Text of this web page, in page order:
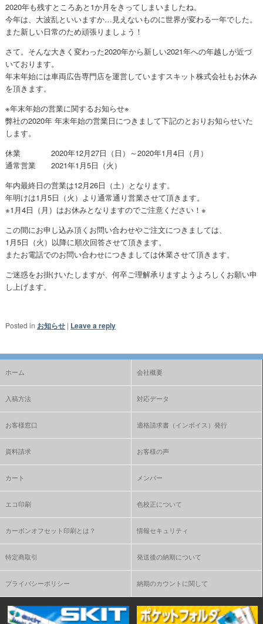
2020年も残すところあと1か月をきってしまいましたね。
今年は、大波乱といいますか…見えないものに世界が変わる一年でした。
また新しい日常のため頑張りましょう！
さて。そんな大きく変わった2020年から新しい2021年への年越しが近づ
いております。
年末年始には車両広告専門店を運営していますスキット株式会社もお休み
を頂きます。
※年末年始の営業に関するお知らせ※
弊社の2020年 年末年始の営業日につきまして下記のとおりお知らせいた
します。
休業 2020年12月27日（日）～2020年1月4日（月）
通常営業 2021年1月5日（火）
年内最終日の営業は12月26日（土）となります。
年明けは1月5日（火）より通常通り営業させて頂きます。
※1月4日（月）はお休みとなりますのでご注意ください！※
この間にお申し込み頂くお問い合わせやご注文につきましては、
1月5日（火）以降に順次回答させて頂きます。
またお電話でのお問い合わせにつきましては休業させて頂きます。
ご迷惑をお掛けいたしますが、何卒ご理解承りますようよろしくお願い申
し上げます。
Posted in お知らせ | Leave a reply
ホーム 会社概要
入稿方法 対応データ
お客様窓口 適格請求書（インボイス）発行
資料請求 お客様の声
カート メンバー
エコ印刷 色校正について
カーボンオフセット印刷とは？ 情報セキュリティ
特定商取引 発送後の納期について
プライバシーポリシー 納期のカウントに関して